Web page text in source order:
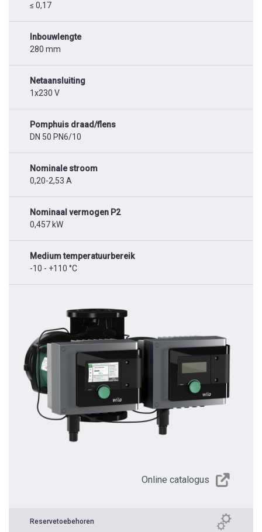
≤ 0,17
Inbouwlengte
280 mm
Netaansluiting
1x230 V
Pomphuis draad/flens
DN 50 PN6/10
Nominale stroom
0,20-2,53 A
Nominaal vermogen P2
0,457 kW
Medium temperatuurbereik
-10 - +110 °C
Online catalogus
Reservetoebehoren